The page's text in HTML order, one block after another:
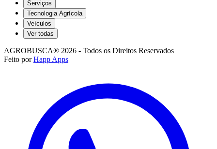
Serviços
Tecnologia Agrícola
Veículos
Ver todas
AGROBUSCA® 2026 - Todos os Direitos Reservados
Feito por Happ Apps